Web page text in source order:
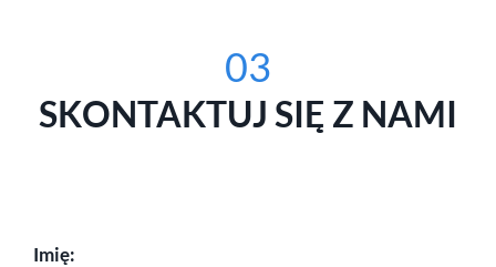
03
SKONTAKTUJ SIĘ Z NAMI
Imię: